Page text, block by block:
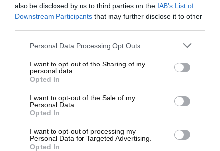
also be disclosed by us to third parties on the IAB’s List of
Downstream Participants that may further disclose it to other
Personal Data Processing Opt Outs
I want to opt-out of the Sharing of my
personal data.
Opted In
I want to opt-out of the Sale of my
Personal Data.
Opted In
I want to opt-out of processing my
Personal Data for Targeted Advertising.
Opted In
Il cromo esavalente viene usatoper aggiungere
lucentezza alla livrea e a diverse altre parti delle
varie macchine, dal paraurti fino ad arrivare ad
alcuni elementi degli interni e delle ruote. I dati in
cromo esavalente sia altamente tossico e inquinante.
I composti di questo elemento in fase di produzione,
500 volte superiore rispetto alle emissioni dei
motori diesel e a benzina